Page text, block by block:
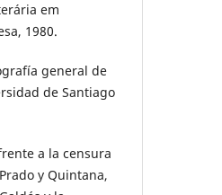
em
1980.
general de
de Santiago
a la censura
y Quintana,